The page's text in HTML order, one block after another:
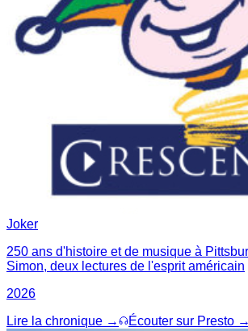
Joker
250 ans d'histoire et de musique à
Simon, deux lectures de l'esprit américain
2026
Lire la chronique →
Écouter sur Presto →